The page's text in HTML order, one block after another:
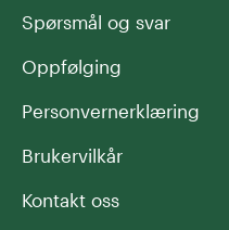
Spørsmål og svar
Oppfølging
Personvernerklæring
Brukervilkår
Kontakt oss